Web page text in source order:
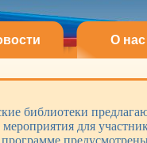
О нас
библиотеки
мероприятия для